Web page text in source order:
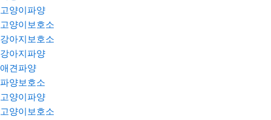
고양이파양
고양이보호소
강아지보호소
강아지파양
애견파양
파양보호소
고양이파양
고양이보호소